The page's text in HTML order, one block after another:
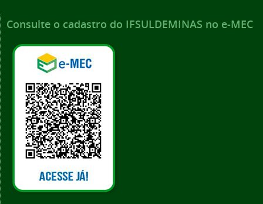
Consulte o cadastro do IFSULDEMINAS no e-MEC